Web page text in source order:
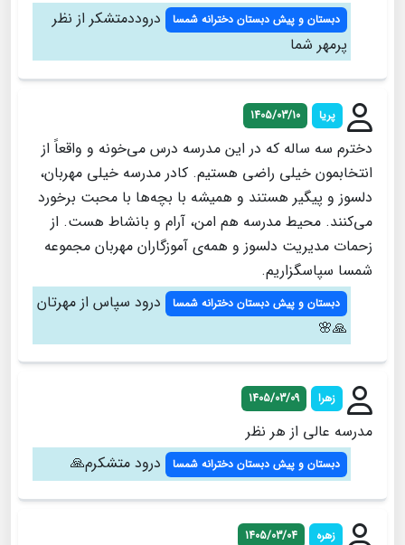
دبستان و پیش دبستان دخترانه شمسا
دروددمتشکر از نظر
پرمهر شما
پریا 1405/03/10
دخترم سه ساله که در این مدرسه درس می‌خونه و واقعاً از
انتخابمون خیلی راضی هستیم. کادر مدرسه خیلی مهربان،
دلسوز و پیگیر هستند و همیشه با بچه‌ها با محبت برخورد
می‌کنند. محیط مدرسه هم امن، آرام و بانشاط هست. از
زحمات مدیریت دلسوز و همه‌ی آموزگاران مهربان مجموعه
شمسا سپاسگزاریم.
دبستان و پیش دبستان دخترانه شمسا
درود سپاس از مهرتان
🙏🌸
زهرا 1405/03/09
مدرسه عالی از هر نظر
دبستان و پیش دبستان دخترانه شمسا درود متشکرم🙏
زهره 1405/03/04